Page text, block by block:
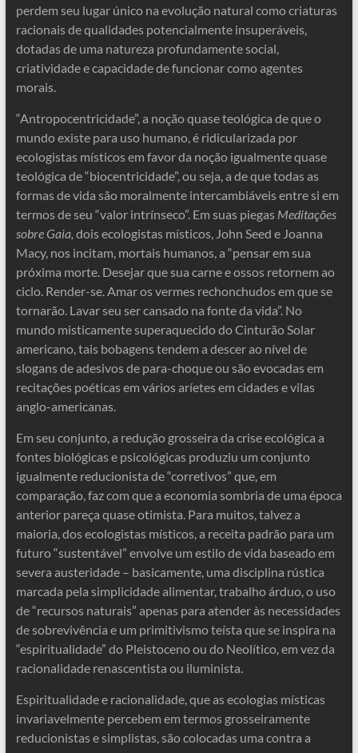
perdem seu lugar único na evolução natural como criaturas
racionais de qualidades potencialmente insuperáveis,
dotadas de uma natureza profundamente social,
criatividade e capacidade de funcionar como agentes
morais.
“Antropocentricidade”, a noção quase teológica de que o
mundo existe para uso humano, é ridicularizada por
ecologistas místicos em favor da noção igualmente quase
teológica de “biocentricidade”, ou seja, a de que todas as
formas de vida são moralmente intercambiáveis ​​entre si em
termos de seu “valor intrínseco”. Em suas piegas Meditações
sobre Gaia, dois ecologistas místicos, John Seed e Joanna
Macy, nos incitam, mortais humanos, a “pensar em sua
próxima morte. Desejar que sua carne e ossos retornem ao
ciclo. Render-se. Amar os vermes rechonchudos em que se
tornarão. Lavar seu ser cansado na fonte da vida”. No
mundo misticamente superaquecido do Cinturão Solar
americano, tais bobagens tendem a descer ao nível de
slogans de adesivos de para-choque ou são evocadas em
recitações poéticas em vários aríetes em cidades e vilas
anglo-americanas.
Em seu conjunto, a redução grosseira da crise ecológica a
fontes biológicas e psicológicas produziu um conjunto
igualmente reducionista de “corretivos” que, em
comparação, faz com que a economia sombria de uma época
anterior pareça quase otimista. Para muitos, talvez a
maioria, dos ecologistas místicos, a receita padrão para um
futuro “sustentável” envolve um estilo de vida baseado em
severa austeridade – basicamente, uma disciplina rústica
marcada pela simplicidade alimentar, trabalho árduo, o uso
de “recursos naturais” apenas para atender às necessidades
de sobrevivência e um primitivismo teísta que se inspira na
“espiritualidade” do Pleistoceno ou do Neolítico, em vez da
racionalidade renascentista ou iluminista.
Espiritualidade e racionalidade, que as ecologias místicas
invariavelmente percebem em termos grosseiramente
reducionistas e simplistas, são colocadas uma contra a